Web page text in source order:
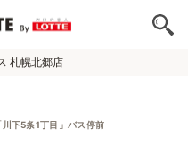
札幌北郷店
下5条1丁目」バス停前